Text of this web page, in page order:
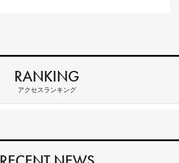
RANKING
アクセスランキング